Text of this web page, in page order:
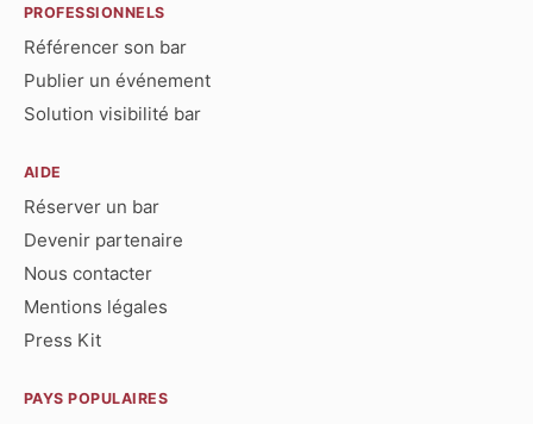
PROFESSIONNELS
Référencer son bar
Publier un événement
Solution visibilité bar
AIDE
Réserver un bar
Devenir partenaire
Nous contacter
Mentions légales
Press Kit
PAYS POPULAIRES